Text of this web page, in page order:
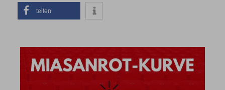
teilen